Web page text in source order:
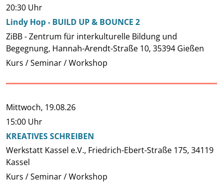
Datum Beginn
20:30 Uhr
Lindy Hop - BUILD UP & BOUNCE 2
ZiBB - Zentrum für interkulturelle Bildung und
Begegnung, Hannah-Arendt-Straße 10, 35394 Gießen
Kurs / Seminar / Workshop
Mittwoch, 19.08.26
15:00 Uhr
KREATIVES SCHREIBEN
Werkstatt Kassel e.V., Friedrich-Ebert-Straße 175, 34119
Kassel
Kurs / Seminar / Workshop